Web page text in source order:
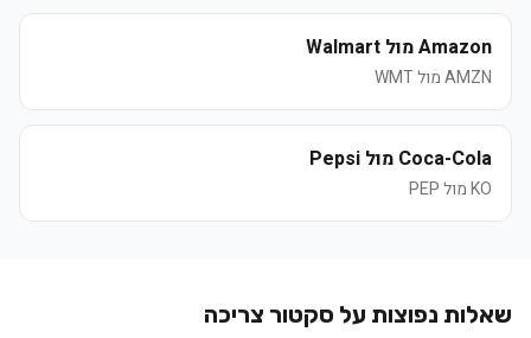
Amazon מול Walmart
AMZNמולWMT
Coca-Cola מול Pepsi
KOמולPEP
שאלות נפוצות על סקטור צריכה